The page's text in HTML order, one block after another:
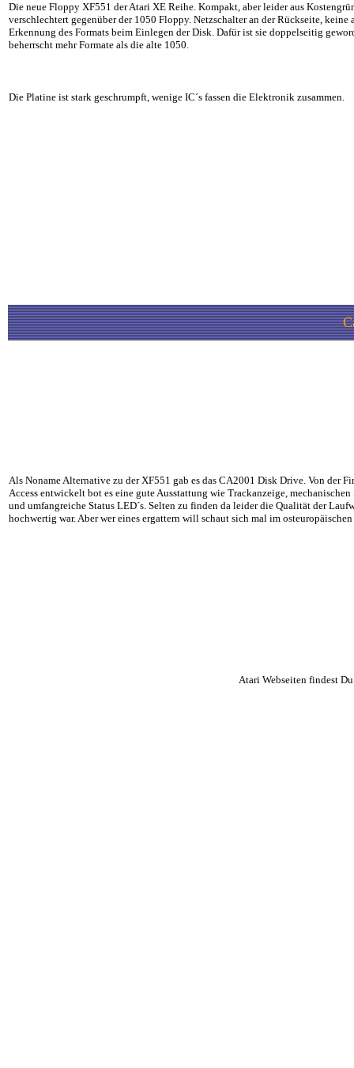
Die neue Floppy XF551 der Atari XE Reihe. Kompakt, aber leider aus
verschlechtert gegenüber der 1050 Floppy. Netzschalter an der Rückseite, keine
Erkennung des Formats beim Einlegen der Disk. Dafür ist sie doppelseitig
beherrscht mehr Formate als die alte 1050.
Die Platine ist stark geschrumpft, wenige IC´s fassen die Elektronik zusammen.
Als Noname Alternative zu der XF551 gab es das CA2001 Disk Drive. Von der
Access entwickelt bot es eine gute Ausstattung wie Trackanzeige, mechanischen
und umfangreiche Status LED´s. Selten zu finden da leider die Qualität der
hochwertig war. Aber wer eines ergattern will schaut sich mal im
Atari Webseiten findest